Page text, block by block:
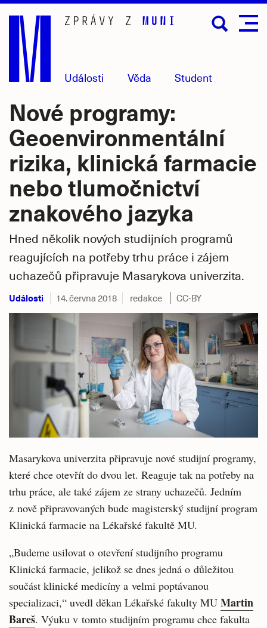
Přejít
hlavní
obsah
Události Věda Student
Nové programy:
Geoenvironmentální
rizika, klinická farmacie
nebo tlumočnictví
znakového jazyka
Hned několik nových studijních programů
reagujících na potřeby trhu práce i zájem
uchazečů připravuje Masarykova univerzita.
Události 14. června 2018 redakce CC-BY
Masarykova univerzita připravuje nové studijní programy,
které chce otevřít do dvou let. Reaguje tak na potřeby na
trhu práce, ale také zájem ze strany uchazečů. Jedním
z nově připravovaných bude magisterský studijní program
Klinická farmacie na Lékařské fakultě MU.
„Budeme usilovat o otevření studijního programu
Klinická farmacie, jelikož se dnes jedná o důležitou
součást klinické medicíny a velmi poptávanou
specializaci,“ uvedl děkan Lékařské fakulty MU Martin
Bareš. Výuku v tomto studijním programu chce fakulta